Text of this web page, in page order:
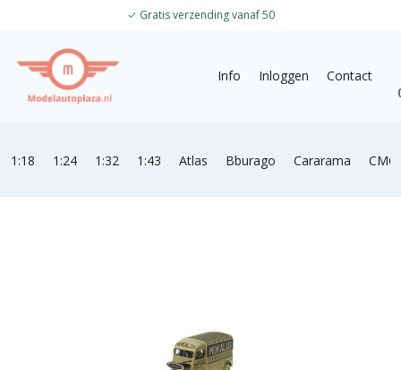
✓ Gratis verzending vanaf 50
Info Inloggen
Contact
1:18 1:24 1:32 1:43 Atlas Bburago Cararama CMC